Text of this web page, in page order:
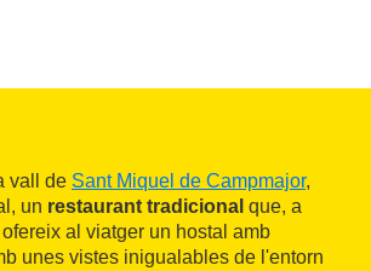
vall de Sant Miquel de Campmajor,
un restaurant tradicional que, a
al viatger un hostal amb
unes vistes inigualables de l'entorn